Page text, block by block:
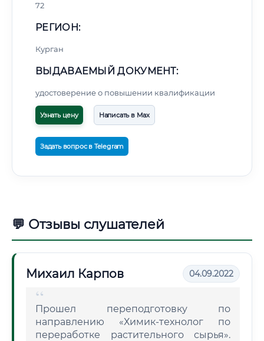
72
РЕГИОН:
Курган
ВЫДАВАЕМЫЙ ДОКУМЕНТ:
удостоверение о повышении квалификации
Узнать цену Написать в Max
Задать вопрос в Telegram
💬 Отзывы слушателей
Михаил Карпов 04.09.2022
Прошел переподготовку по
направлению «Химик-технолог по
переработке растительного сырья».